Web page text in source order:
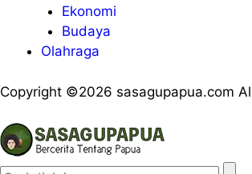
Ekonomi
Budaya
Olahraga
Copyright ©2026 sasagupapua.com